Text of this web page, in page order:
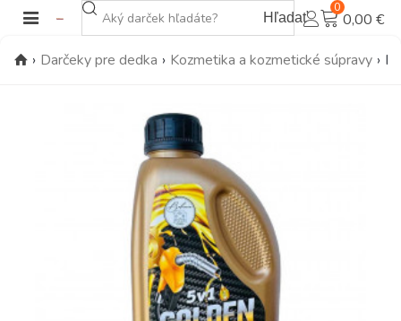
Hľadať
0
0,00 €
› Darčeky pre dedka › Kozmetika a kozmetické súpravy ›